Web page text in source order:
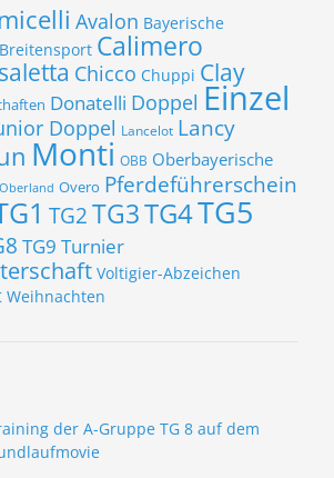
Avalon Bayerische
Breitensport Calimero
Chicco Chuppi Clay
Donatelli Doppel Einzel
Doppel Lancelot Lancy
Monti OBB Oberbayerische
Oberland Overo Pferdeführerschein
TG2TG3TG4TG5
TG9 Turnier
Voltigier-Abzeichen
Weihnachten
der A-Gruppe TG 8 auf dem